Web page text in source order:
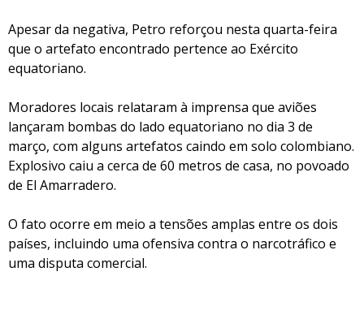
Apesar da negativa, Petro reforçou nesta quarta-feira
que o artefato encontrado pertence ao Exército
equatoriano.
Moradores locais relataram à imprensa que aviões
lançaram bombas do lado equatoriano no dia 3 de
março, com alguns artefatos caindo em solo colombiano.
Explosivo caiu a cerca de 60 metros de casa, no povoado
de El Amarradero.
O fato ocorre em meio a tensões amplas entre os dois
países, incluindo uma ofensiva contra o narcotráfico e
uma disputa comercial.